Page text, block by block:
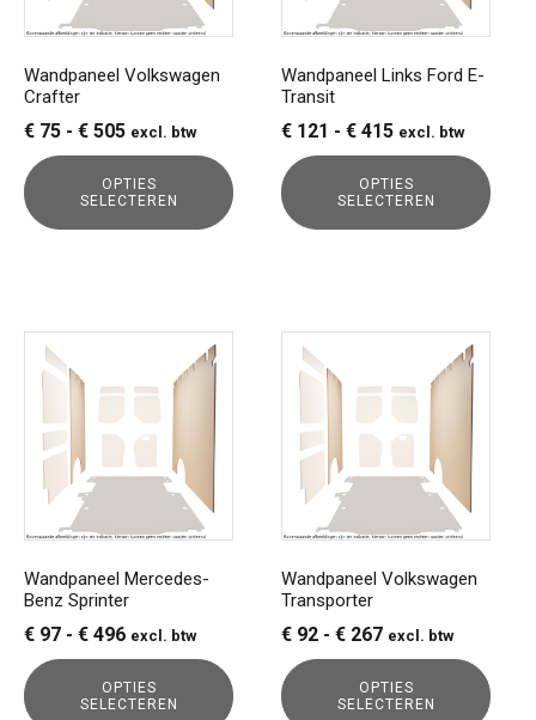
Wandpaneel Volkswagen
Crafter
€ 75 - € 505Prijsklasse:
€ 75
tot
excl. btw
OPTIES
SELECTEREN
kan
gekozen
worden
op
de
productpagina
Wandpaneel Links Ford E-
Transit
€ 121 - € 415Prijsklasse:
€ 121
tot
excl. btw
OPTIES
SELECTEREN
kan
gekozen
worden
op
de
productpagina
Wandpaneel Mercedes-
Benz Sprinter
€ 97 - € 496Prijsklasse:
€ 97
tot
excl. btw
OPTIES
SELECTEREN
product
meerdere
variaties.
Deze
kan
gekozen
worden
op
de
productpagina
Wandpaneel Volkswagen
Transporter
€ 92 - € 267Prijsklasse:
€ 92
tot
excl. btw
OPTIES
SELECTEREN
product
meerdere
variaties.
Deze
kan
gekozen
worden
op
de
productpagina